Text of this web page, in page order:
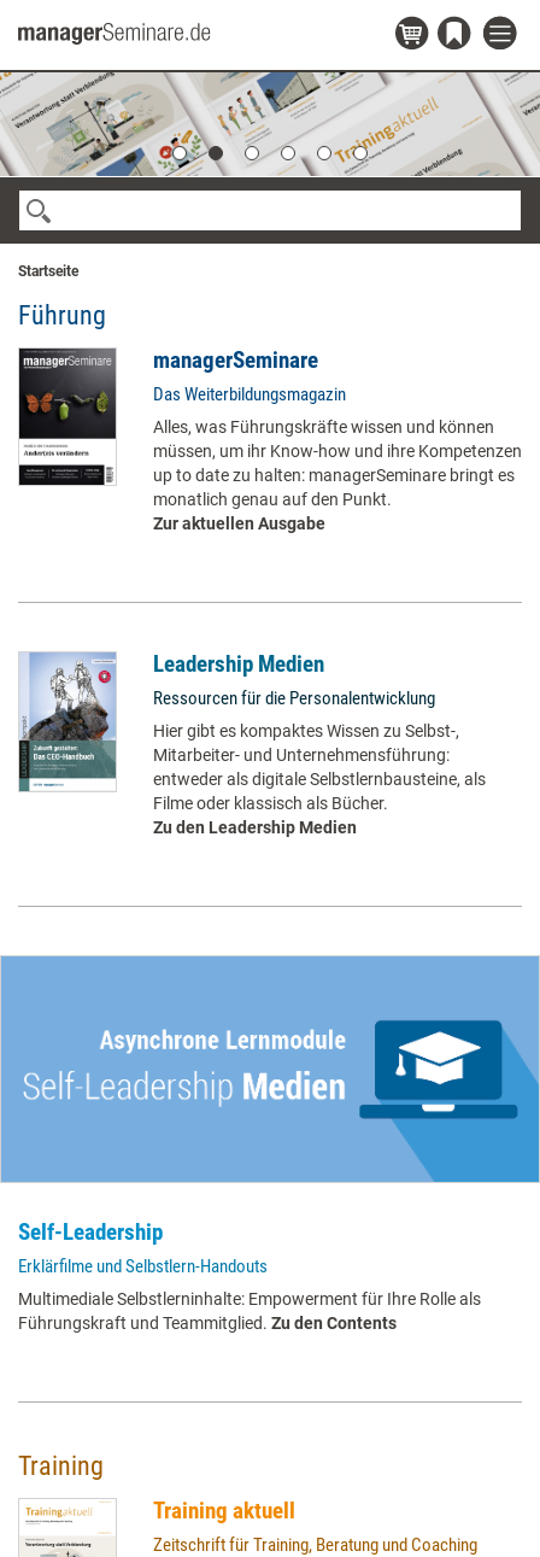
Startseite
Führung
managerSeminare
Das Weiterbildungsmagazin
Alles, was Führungskräfte wissen und können
müssen, um ihr Know-how und ihre Kompetenzen
up to date zu halten: managerSeminare bringt es
monatlich genau auf den Punkt.
Zur aktuellen Ausgabe
Leadership Medien
Ressourcen für die Personalentwicklung
Hier gibt es kompaktes Wissen zu Selbst-,
Mitarbeiter- und Unternehmensführung:
entweder als digitale Selbstlernbausteine, als
Filme oder klassisch als Bücher.
Zu den Leadership Medien
Self-Leadership
Erklärfilme und Selbstlern-Handouts
Multimediale Selbstlerninhalte: Empowerment für Ihre Rolle als
Führungskraft und Teammitglied. Zu den Contents
Training
Training aktuell
Zeitschrift für Training, Beratung und Coaching